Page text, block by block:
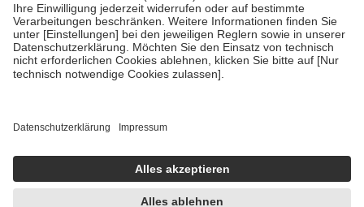
• Untersuchungen zur Vorsorge und Früherkennung, die von der
GKV getragen werden
• empfohlenen Schutzimpfungen
• Harn- und Blutteststreifen
getroffen, um sicherzustellen, dass es sich um echte Bewertungen
https://help.etrusted.com/hc/de/articles/4419944605341
Einige Bilder und Inhalte wurden unter Zuhilfenahme künstlicher